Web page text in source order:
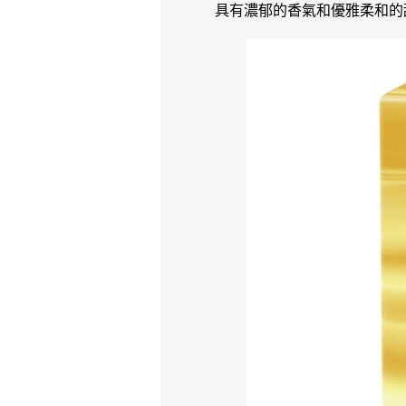
具有濃郁的香氣和優雅柔和